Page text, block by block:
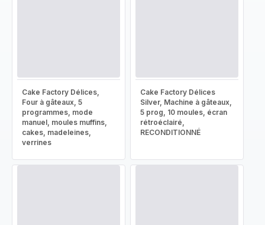
Cake Factory Délices,
Four à gâteaux, 5
programmes, mode
manuel, moules muffins,
cakes, madeleines,
verrines
Cake Factory Délices
Silver, Machine à gâteaux,
5 prog, 10 moules, écran
rétroéclairé,
RECONDITIONNÉ